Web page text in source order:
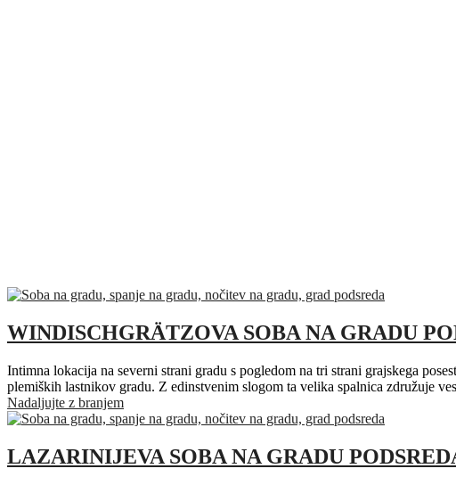
WINDISCHGRÄTZOVA SOBA NA GRADU
Intimna lokacija na severni strani gradu s pogledom na tri strani grajskega
plemiških lastnikov gradu. Z edinstvenim slogom ta velika spalnica združuje
Nadaljujte z branjem
LAZARINIJEVA SOBA NA GRADU